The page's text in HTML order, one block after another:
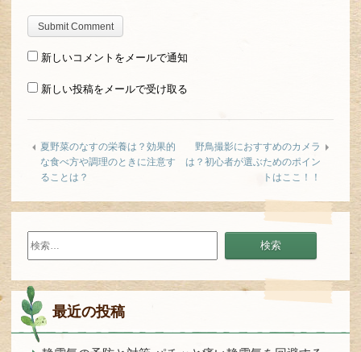
新しいコメントをメールで通知
新しい投稿をメールで受け取る
夏野菜のなすの栄養は？効果的
な食べ方や調理のときに注意す
ることは？
野鳥撮影におすすめのカメラ
は？初心者が選ぶためのポイン
トはここ！！
検
索:
最近の投稿